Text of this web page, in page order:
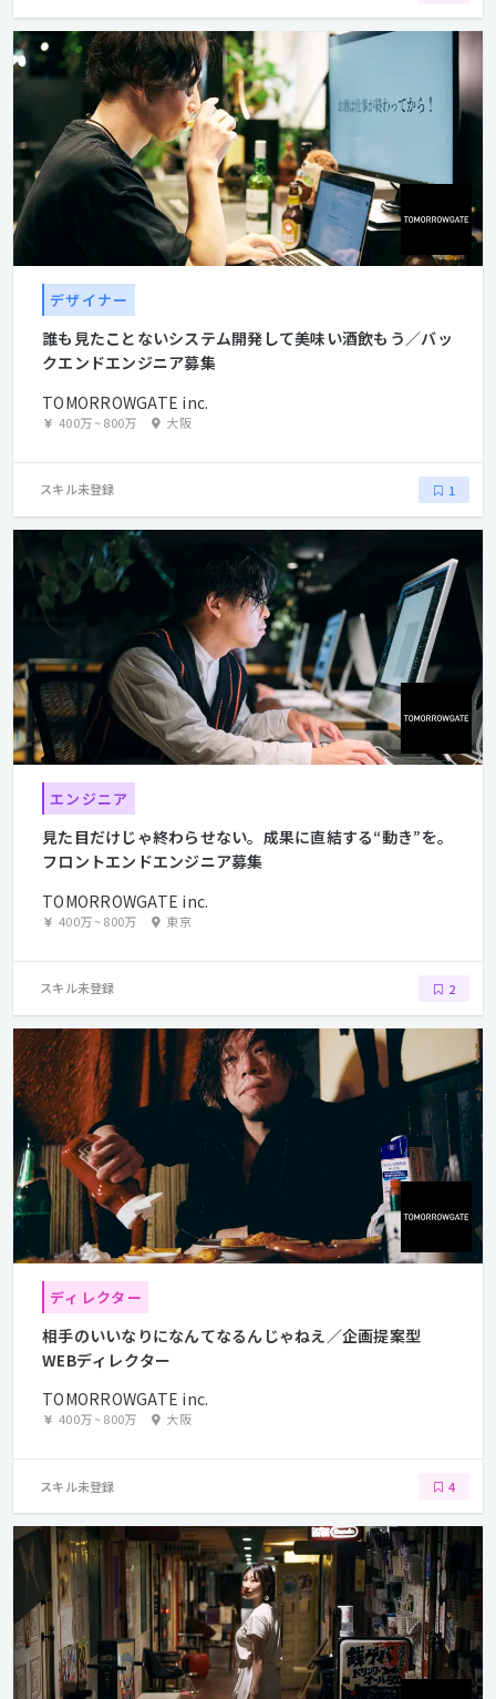
デザイナー
誰も見たことないシステム開発して美味い酒飲もう／バッ
クエンドエンジニア募集
TOMORROWGATE inc.
400万~800万 大阪
スキル未登録 1
エンジニア
見た目だけじゃ終わらせない。成果に直結する“動き”を。
フロントエンドエンジニア募集
TOMORROWGATE inc.
400万~800万 東京
スキル未登録 2
ディレクター
相手のいいなりになんてなるんじゃねえ／企画提案型
WEBディレクター
TOMORROWGATE inc.
400万~800万 大阪
スキル未登録 4